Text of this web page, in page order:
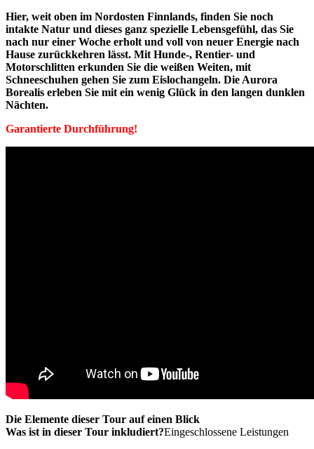
Hier, weit oben im Nordosten Finnlands, finden Sie noch
intakte Natur und dieses ganz spezielle Lebensgefühl, das Sie
nach nur einer Woche erholt und voll von neuer Energie nach
Hause zurückkehren lässt. Mit Hunde-, Rentier- und
Motorschlitten erkunden Sie die weißen Weiten, mit
Schneeschuhen gehen Sie zum Eislochangeln. Die Aurora
Borealis erleben Sie mit ein wenig Glück in den langen dunklen
Nächten.
Garantierte Durchführung!
Die Elemente dieser Tour auf einen Blick
Was ist in dieser Tour inkludiert?Eingeschlossene Leistungen